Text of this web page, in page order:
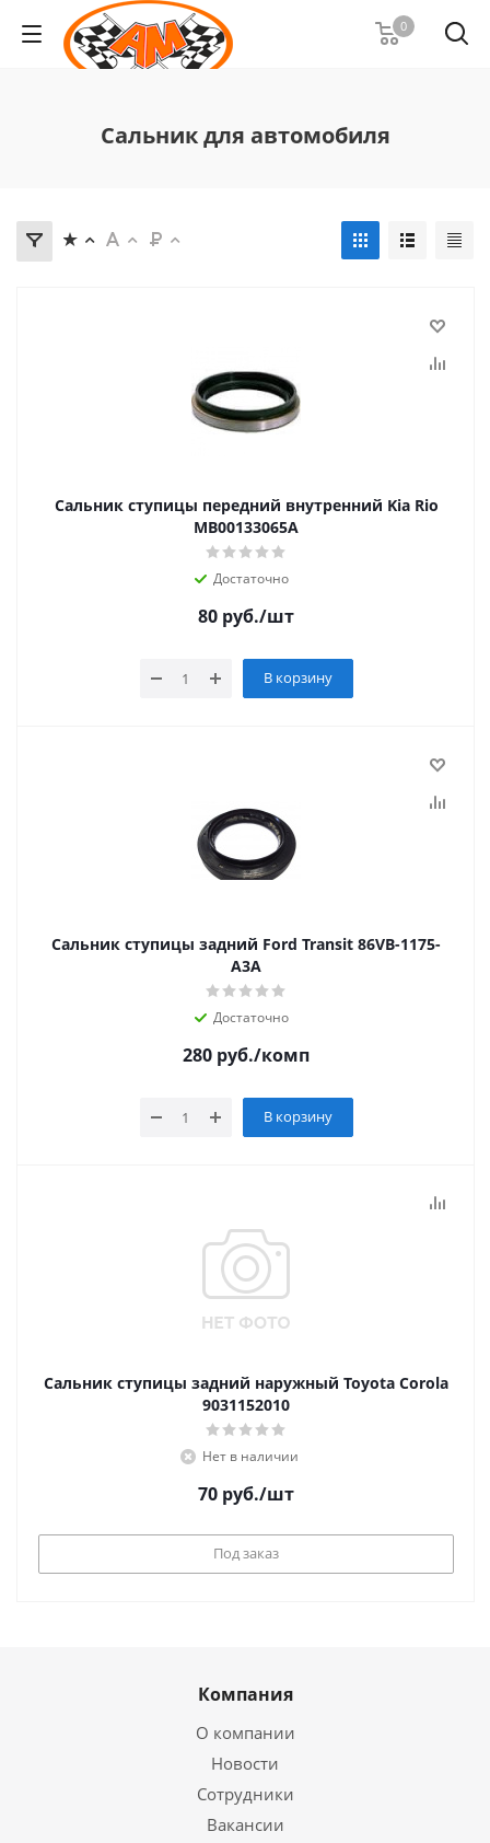
0
Сальник для автомобиля
Сальник ступицы передний внутренний Kia Rio
MB00133065A
Достаточно
80 руб./шт
В корзину
Сальник ступицы задний Ford Transit 86VB-1175-
A3A
Достаточно
280 руб./комп
В корзину
Сальник ступицы задний наружный Toyota Corola
9031152010
Нет в наличии
70 руб./шт
Под заказ
Компания
О компании
Новости
Сотрудники
Вакансии